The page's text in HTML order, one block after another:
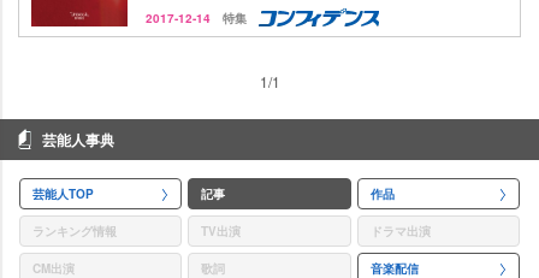
2017-12-14 特集
1/1
芸能人事典
芸能人TOP 記事 作品
ランキング情報 TV出演 ドラマ出演
CM出演 歌詞 音楽配信